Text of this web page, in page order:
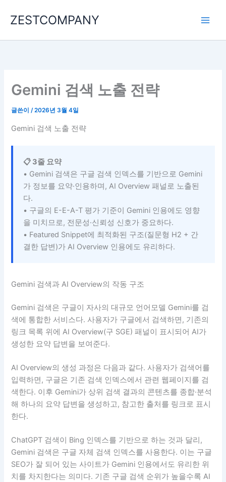
로
ZESTCOMPANY
Gemini 검색 노출 전략
글쓴이/2026년 3월 4일
Gemini 검색 노출 전략
📋 3줄 요약
• Gemini 검색은 구글 검색 인덱스를 기반으로 Gemini
가 정보를 요약·인용하며, AI Overview 패널로 노출된
다.
• 구글의 E-E-A-T 평가 기준이 Gemini 인용에도 영향
을 미치므로, 전문성·신뢰성 신호가 중요하다.
• Featured Snippet에 최적화된 구조(질문형 H2 + 간
결한 답변)가 AI Overview 인용에도 유리하다.
Gemini 검색과 AI Overview의 작동 구조
Gemini 검색은 구글이 자사의 대규모 언어모델 Gemini를 검
색에 통합한 서비스다. 사용자가 구글에서 검색하면, 기존의
링크 목록 위에 AI Overview(구 SGE) 패널이 표시되어 AI가
생성한 요약 답변을 보여준다.
AI Overview의 생성 과정은 다음과 같다. 사용자가 검색어를
입력하면, 구글은 기존 검색 인덱스에서 관련 웹페이지를 검
색한다. 이후 Gemini가 상위 검색 결과의 콘텐츠를 종합·분석
해 하나의 요약 답변을 생성하고, 참고한 출처를 링크로 표시
한다.
ChatGPT 검색이 Bing 인덱스를 기반으로 하는 것과 달리,
Gemini 검색은 구글 자체 검색 인덱스를 사용한다. 이는 구글
SEO가 잘 되어 있는 사이트가 Gemini 인용에서도 유리한 위
치를 차지한다는 의미다. 기존 구글 검색 순위가 높을수록 AI